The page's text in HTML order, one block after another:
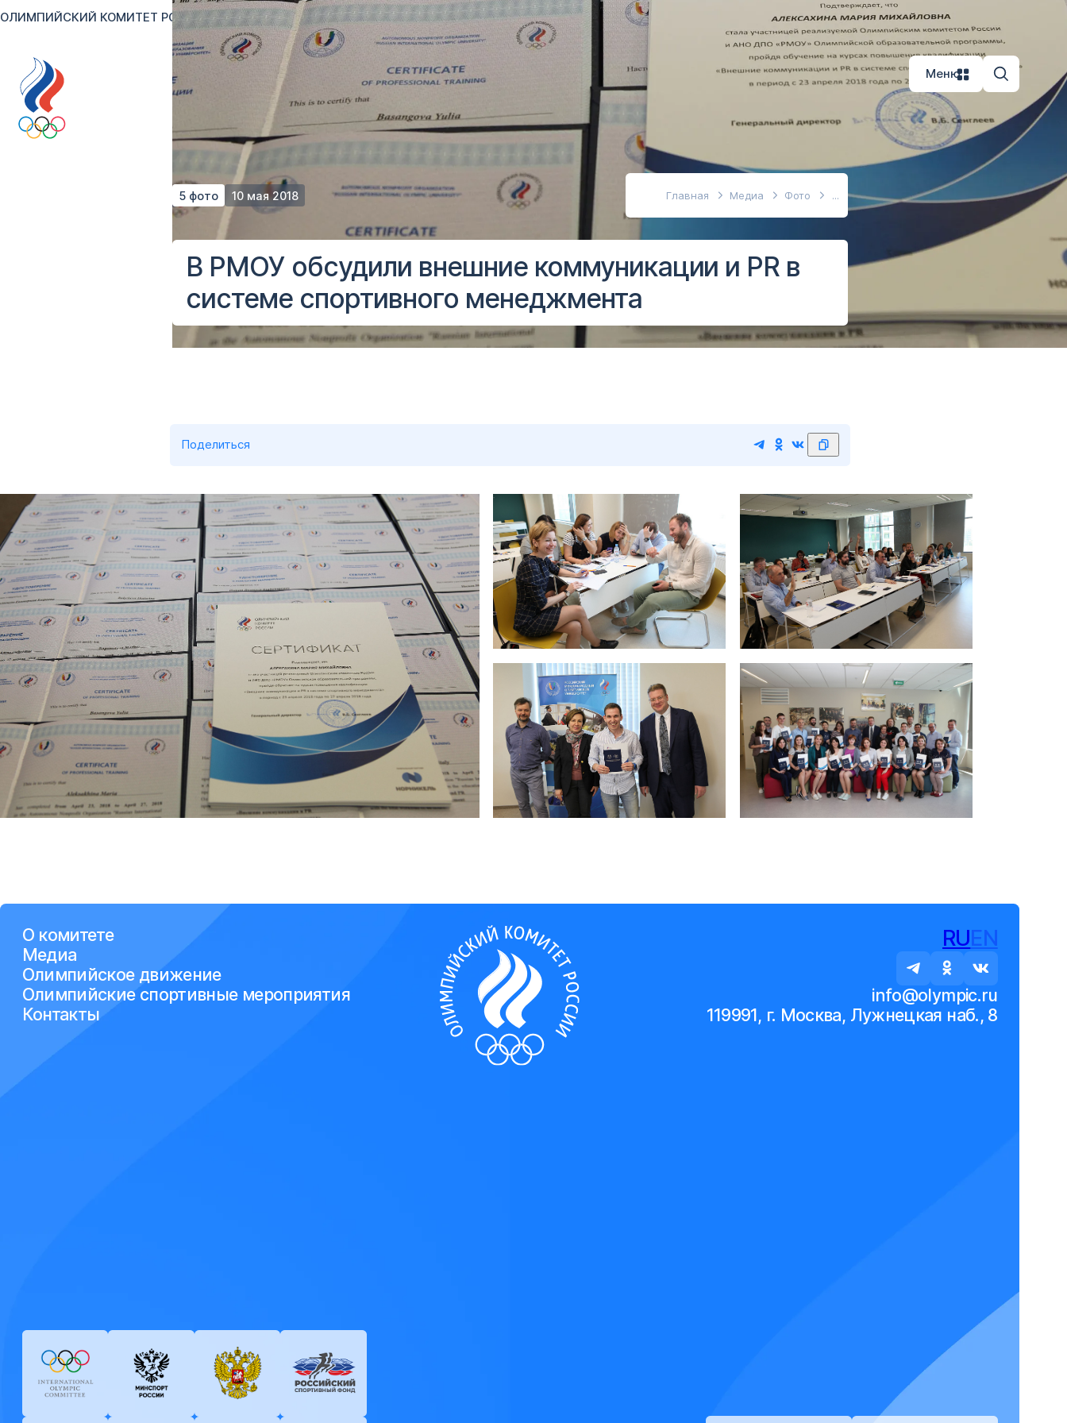
ОЛИМПИЙСКИЙ КОМИТЕТ РОССИИ RUEN Версия для слабовидящих
Меню
5 фото 10 мая 2018 Главная Медиа Фото
В РМОУ обсудили внешние коммуникации и PR в
системе спортивного менеджмента
Поделиться
О комитете
Медиа
Олимпийское движение
Олимпийские спортивные мероприятия
Контакты
RUEN
info@olympic.ru
119991, г. Москва, Лужнецкая наб., 8